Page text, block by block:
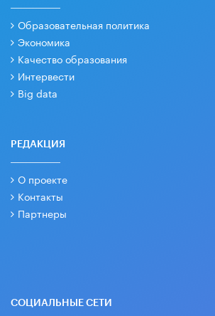
Образовательная политика
Экономика
Качество образования
Интервести
Big data
РЕДАКЦИЯ
О проекте
Контакты
Партнеры
СОЦИАЛЬНЫЕ СЕТИ